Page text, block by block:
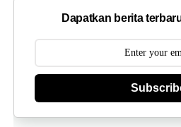
Dapatkan berita